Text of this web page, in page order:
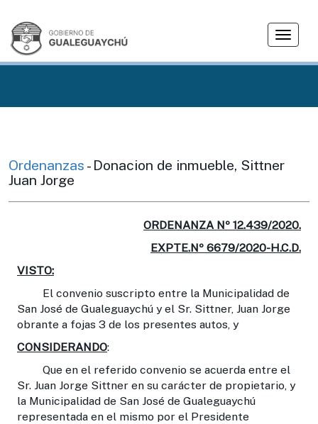
T
g
v
t
o
Ordenanzas - Donacion de inmueble, Sittner
Juan Jorge
ORDENANZA Nº 12.439/2020.
EXPTE.Nº 6679/2020-H.C.D.
VISTO:
El convenio suscripto entre la Municipalidad de
San José de Gualeguaychú y el Sr. Sittner, Juan Jorge
obrante a fojas 3 de los presentes autos, y
CONSIDERANDO:
Que en el referido convenio se acuerda entre el
Sr. Juan Jorge Sittner en su carácter de propietario, y
la Municipalidad de San José de Gualeguaychú
representada en el mismo por el Presidente